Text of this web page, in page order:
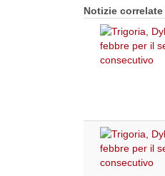
Notizie correlate